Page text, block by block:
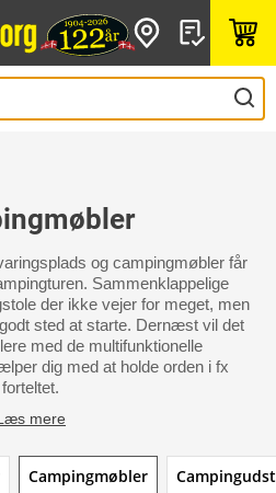
og campingmøbler får
Sammenklappelige
der ikke vejer for meget, men
sted at starte. Dernæst vil det
med de multifunktionelle
dig med at holde orden i fx
forteltet.
mere
Campingmøbler